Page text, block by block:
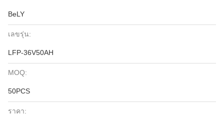
BeLY
เลขรุ่น:
LFP-36V50AH
MOQ:
50PCS
ราคา: